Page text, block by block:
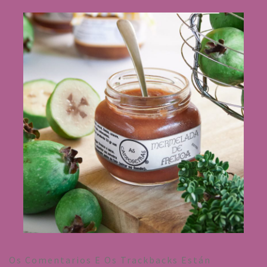
Os Comentarios E Os Trackbacks Están